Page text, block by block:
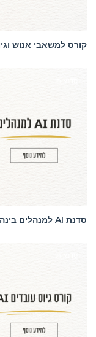
קורס למשאבי אנוש
סדנת AI למנהלים בינה מלאכותית